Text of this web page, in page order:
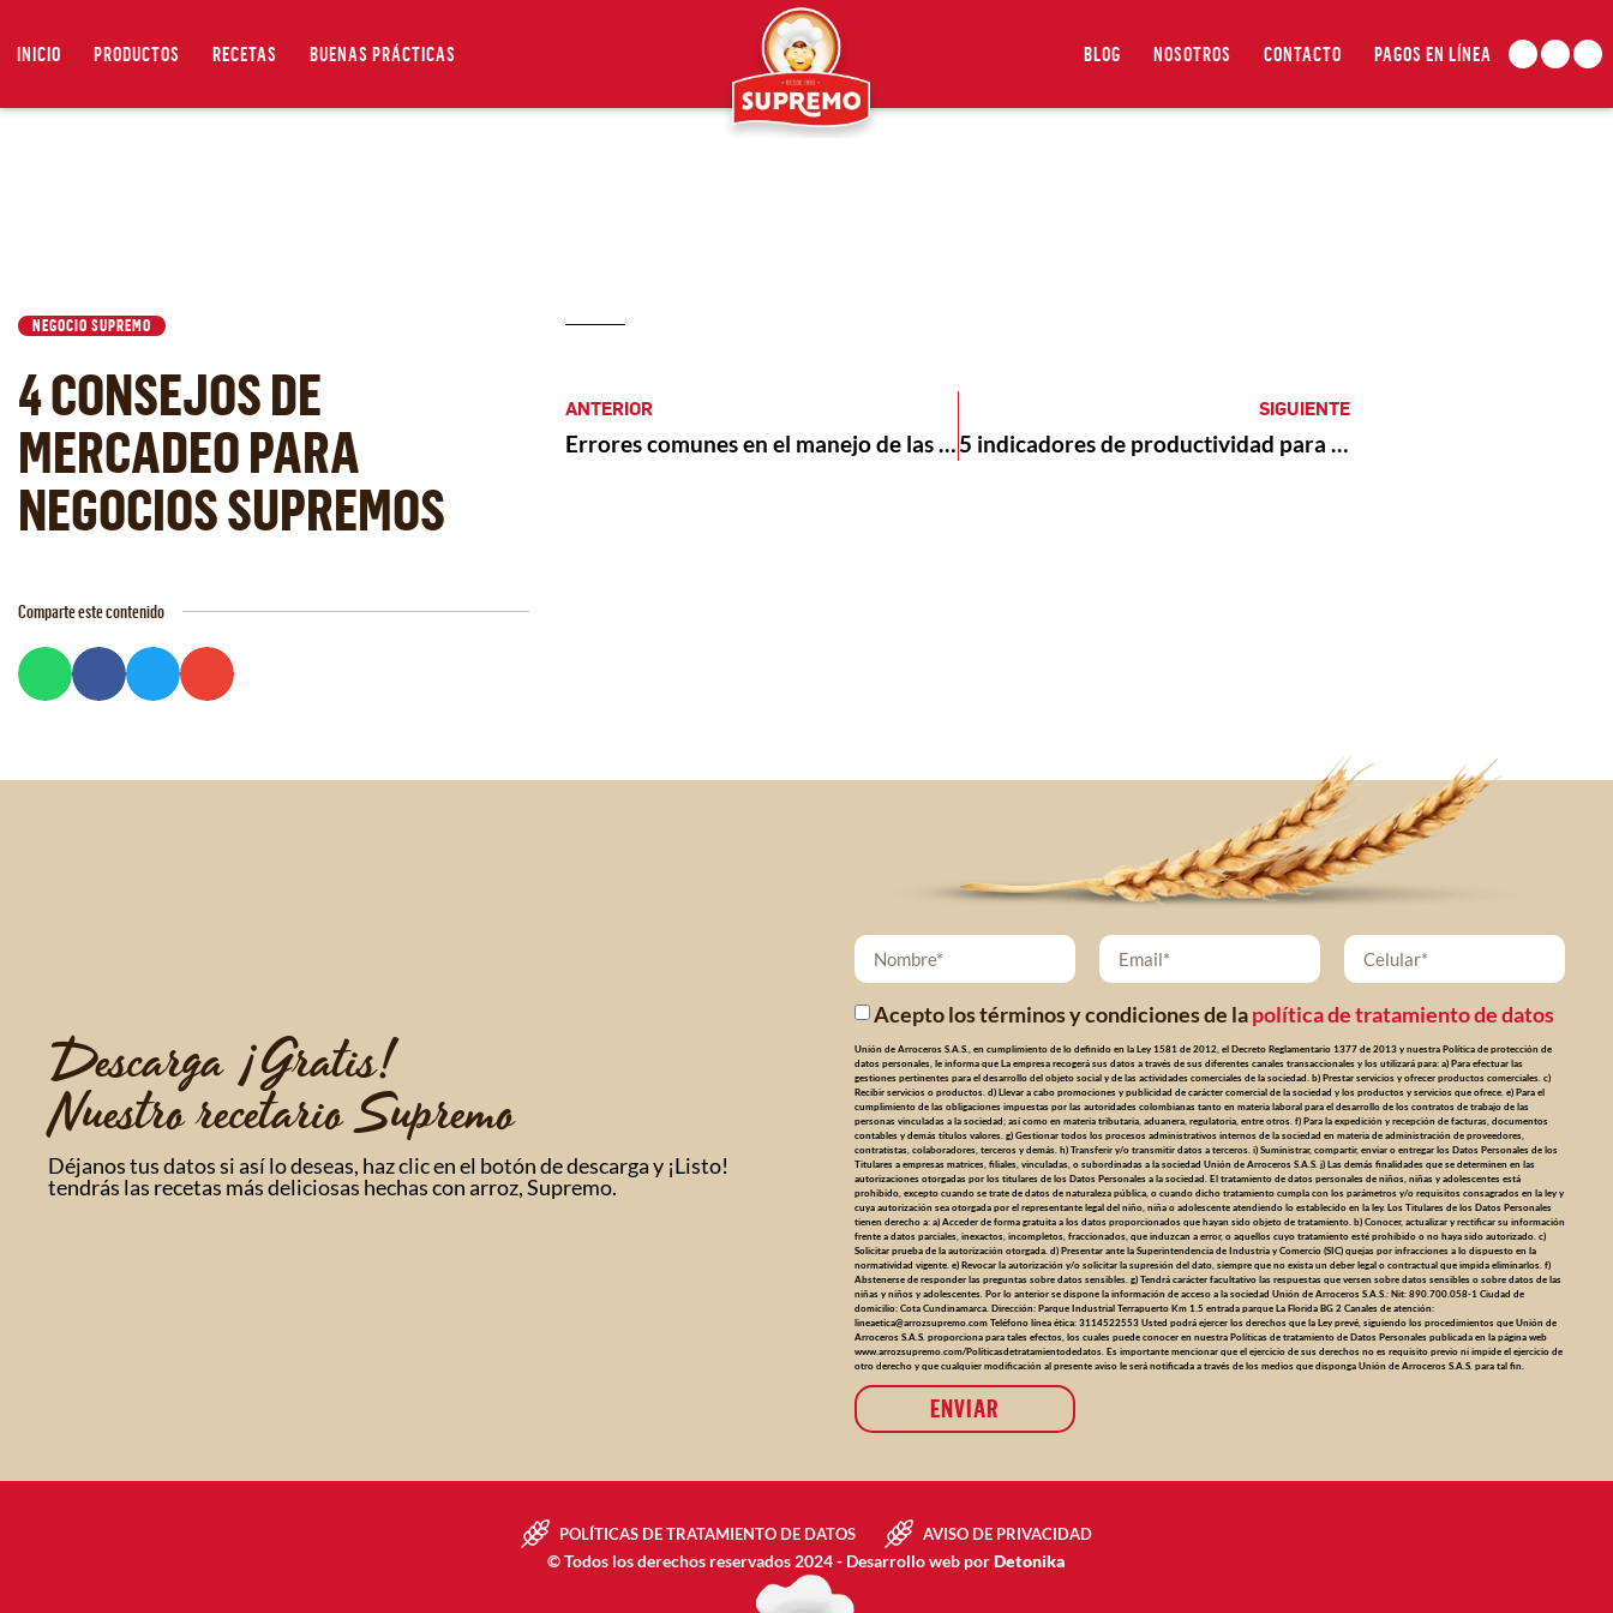
INICIO PRODUCTOS RECETAS BUENAS PRÁCTICAS BLOG NOSOTROS CONTACTO PAGOS EN LÍNEA
NEGOCIO SUPREMO
4 CONSEJOS DE
MERCADEO PARA
NEGOCIOS SUPREMOS
Comparte este contenido
ANTERIOR
Errores comunes en el manejo de las redes sociales de tu negocio
SIGUIENTE
5 indicadores de productividad para negocios Supremos
Descarga ¡Gratis!
Nuestro recetario Supremo
Déjanos tus datos si así lo deseas, haz clic en el botón de descarga y ¡Listo!
tendrás las recetas más deliciosas hechas con arroz, Supremo.
Acepto los términos y condiciones de lapolítica de tratamiento de datos
Unión de Arroceros S.A.S., en cumplimiento de lo definido en la Ley 1581 de 2012, el Decreto Reglamentario 1377 de 2013 y nuestra Política de protección de
datos personales, le informa que La empresa recogerá sus datos a través de sus diferentes canales transaccionales y los utilizará para: a) Para efectuar las
gestiones pertinentes para el desarrollo del objeto social y de las actividades comerciales de la sociedad. b) Prestar servicios y ofrecer productos comerciales. c)
Recibir servicios o productos. d) Llevar a cabo promociones y publicidad de carácter comercial de la sociedad y los productos y servicios que ofrece. e) Para el
cumplimiento de las obligaciones impuestas por las autoridades colombianas tanto en materia laboral para el desarrollo de los contratos de trabajo de las
personas vinculadas a la sociedad; así como en materia tributaria, aduanera, regulatoria, entre otros. f) Para la expedición y recepción de facturas, documentos
contables y demás títulos valores. g) Gestionar todos los procesos administrativos internos de la sociedad en materia de administración de proveedores,
contratistas, colaboradores, terceros y demás. h) Transferir y/o transmitir datos a terceros. i) Suministrar, compartir, enviar o entregar los Datos Personales de los
Titulares a empresas matrices, filiales, vinculadas, o subordinadas a la sociedad Unión de Arroceros S.A.S. j) Las demás finalidades que se determinen en las
autorizaciones otorgadas por los titulares de los Datos Personales a la sociedad. El tratamiento de datos personales de niños, niñas y adolescentes está
prohibido, excepto cuando se trate de datos de naturaleza pública, o cuando dicho tratamiento cumpla con los parámetros y/o requisitos consagrados en la ley y
cuya autorización sea otorgada por el representante legal del niño, niña o adolescente atendiendo lo establecido en la ley. Los Titulares de los Datos Personales
tienen derecho a: a) Acceder de forma gratuita a los datos proporcionados que hayan sido objeto de tratamiento. b) Conocer, actualizar y rectificar su información
frente a datos parciales, inexactos, incompletos, fraccionados, que induzcan a error, o aquellos cuyo tratamiento esté prohibido o no haya sido autorizado. c)
Solicitar prueba de la autorización otorgada. d) Presentar ante la Superintendencia de Industria y Comercio (SIC) quejas por infracciones a lo dispuesto en la
normatividad vigente. e) Revocar la autorización y/o solicitar la supresión del dato, siempre que no exista un deber legal o contractual que impida eliminarlos. f)
Abstenerse de responder las preguntas sobre datos sensibles. g) Tendrá carácter facultativo las respuestas que versen sobre datos sensibles o sobre datos de las
niñas y niños y adolescentes. Por lo anterior se dispone la información de acceso a la sociedad Unión de Arroceros S.A.S.: Nit: 890.700.058-1 Ciudad de
domicilio: Cota Cundinamarca. Dirección: Parque Industrial Terrapuerto Km 1.5 entrada parque La Florida BG 2 Canales de atención:
lineaetica@arrozsupremo.com Teléfono línea ética: 3114522553 Usted podrá ejercer los derechos que la Ley prevé, siguiendo los procedimientos que Unión de
Arroceros S.A.S. proporciona para tales efectos, los cuales puede conocer en nuestra Políticas de tratamiento de Datos Personales publicada en la página web
www.arrozsupremo.com/Políticasdetratamientodedatos. Es importante mencionar que el ejercicio de sus derechos no es requisito previo ni impide el ejercicio de
otro derecho y que cualquier modificación al presente aviso le será notificada a través de los medios que disponga Unión de Arroceros S.A.S. para tal fin.
ENVIAR
POLÍTICAS DE TRATAMIENTO DE DATOS AVISO DE PRIVACIDAD
© Todos los derechos reservados 2024 - Desarrollo web porDetonika